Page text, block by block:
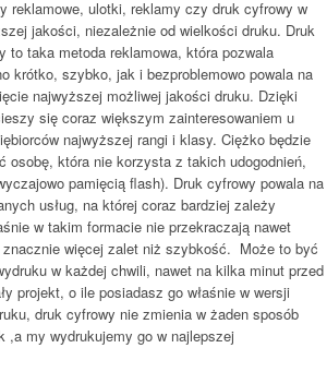
reklamowe, ulotki, reklamy czy druk cyfrowy w
jakości, niezależnie od wielkości druku. Druk
to taka metoda reklamowa, która pozwala
krótko, szybko, jak i bezproblemowo powala na
najwyższej możliwej jakości druku. Dzięki
się coraz większym zainteresowaniem u
najwyższej rangi i klasy. Ciężko będzie
osobę, która nie korzysta z takich udogodnień,
pamięcią flash). Druk cyfrowy powala na
usług, na której coraz bardziej zależy
w takim formacie nie przekraczają nawet
więcej zalet niż szybkość. Może to być
w każdej chwili, nawet na kilka minut przed
projekt, o ile posiadasz go właśnie w wersji
druk cyfrowy nie zmienia w żaden sposób
my wydrukujemy go w najlepszej